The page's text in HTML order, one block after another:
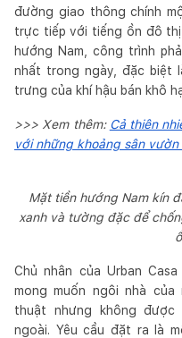
đường giao thông chính
trực tiếp với tiếng ồn đô thị
hướng Nam, công trình
nhất trong ngày, đặc biệt
trưng của khí hậu bán khô
>>> Xem thêm: Cả thiên
với những khoảng sân
Mặt tiền hướng Nam kín
xanh và tường đặc để
Chủ nhân của Urban
mong muốn ngôi nhà
thuật nhưng không
ngoài. Yêu cầu đặt ra là